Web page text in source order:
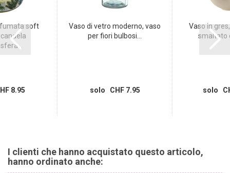
soft
8.95
Vaso di vetro moderno, vaso
per fiori bulbosi...
solo CHF 7.95
Vaso in
smaltato
solo
I clienti che hanno acquistato questo articolo,
hanno ordinato anche: